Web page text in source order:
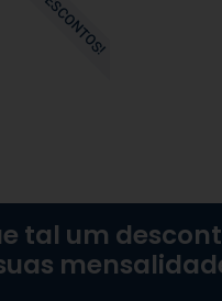
tal um
DESCONTOS!